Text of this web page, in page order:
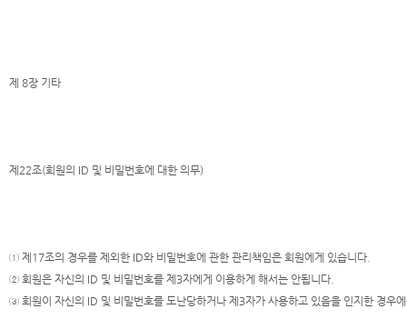
제 8장 기타
제22조(회원의 ID 및 비밀번호에 대한 의무)
① 제17조의 경우를 제외한 ID와 비밀번호에 관한 관리책임은 회원에게 있습니다.
② 회원은 자신의 ID 및 비밀번호를 제3자에게 이용하게 해서는 안됩니다.
③ 회원이 자신의 ID 및 비밀번호를 도난당하거나 제3자가 사용하고 있음을 인지한 경우